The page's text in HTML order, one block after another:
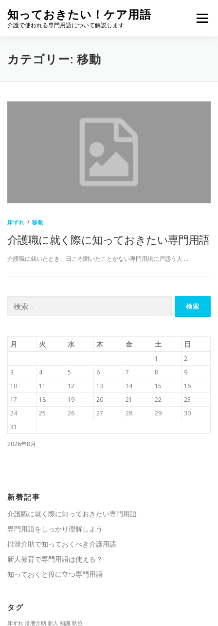
知っておきたい！ケア用語
介護で使われる専門用語について解説します
メニュー
カテゴリー: 移動
床ずれ /移動
介護職に就く際に知っておきたい専門用語
介護職に就いたとき、日ごろ聞いたことがない専門用語に戸惑う人 …
索:
2026年8月
月 火 水 木 金 土 日
1
2
3
4 5 6 7 8
9
10
11 12 13 14 15
16
17
18 19 20 21 22
23
24
25 26 27 28 29
30
31
新着記事
介護職に就く際に知っておきたい専門用語
専門用語をしっかり理解しよう
排泄介助で知っておくべき介護用語
新人教育で専門用語は使える？
知っておくと役に立つ専門用語
タグ
床ずれ 排泄介助 新人 知識 臥位